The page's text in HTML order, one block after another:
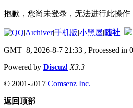
抱歉，您尚未登录，无法进行此操作
|Archiver|手机版|小黑屋|随社
GMT+8, 2026-8-7 21:33 , Processed in
Powered by Discuz! X3.3
© 2001-2017 Comsenz Inc.
返回顶部